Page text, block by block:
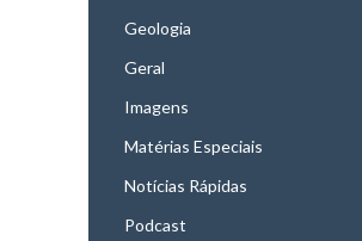
Geologia
Geral
Imagens
Matérias Especiais
Notícias Rápidas
Podcast